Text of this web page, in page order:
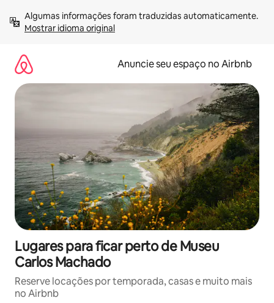
para
Mostrar idioma original
Anuncie seu espaço no Airbnb
Lugares para ficar perto de Museu
Carlos Machado
Reserve locações por temporada, casas e muito mais
no Airbnb